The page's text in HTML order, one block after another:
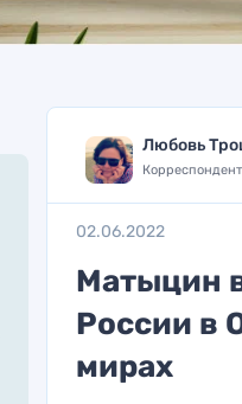
Любовь
Корреспондент
02.06.2022
Матыцин
России в
мирах